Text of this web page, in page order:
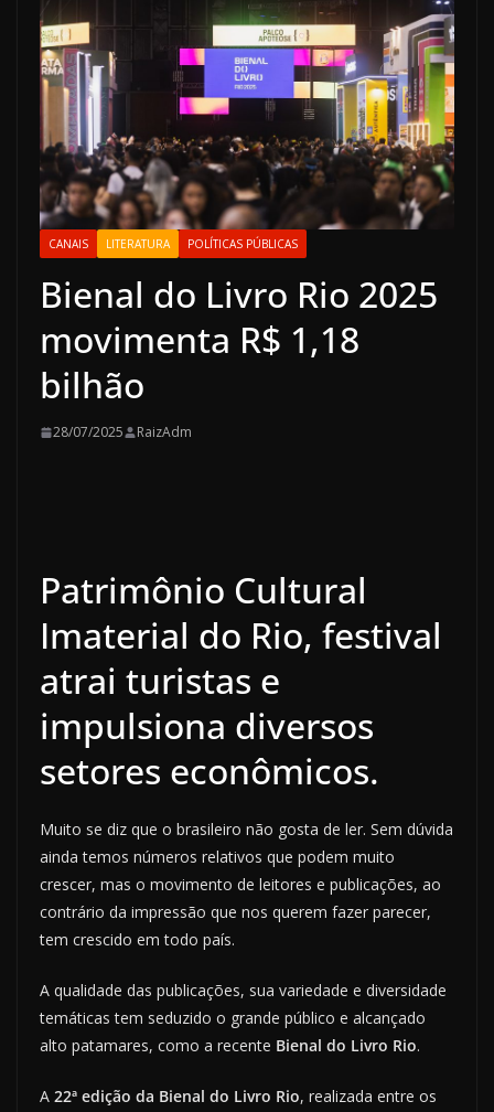
CANAIS LITERATURA POLÍTICAS PÚBLICAS
Bienal do Livro Rio 2025
movimenta R$ 1,18
bilhão
28/07/2025 RaizAdm
Patrimônio Cultural
Imaterial do Rio, festival
atrai turistas e
impulsiona diversos
setores econômicos.
Muito se diz que o brasileiro não gosta de ler. Sem dúvida
ainda temos números relativos que podem muito
crescer, mas o movimento de leitores e publicações, ao
contrário da impressão que nos querem fazer parecer,
tem crescido em todo país.
A qualidade das publicações, sua variedade e diversidade
temáticas tem seduzido o grande público e alcançado
alto patamares, como a recente Bienal do Livro Rio.
A 22ª edição da Bienal do Livro Rio, realizada entre os